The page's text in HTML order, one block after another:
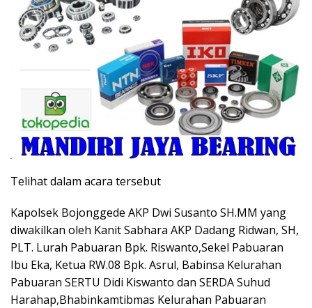
Telihat dalam acara tersebut
Kapolsek Bojonggede AKP Dwi Susanto SH.MM yang
diwakilkan oleh Kanit Sabhara AKP Dadang Ridwan, SH,
PLT. Lurah Pabuaran Bpk. Riswanto,Sekel Pabuaran
Ibu Eka, Ketua RW.08 Bpk. Asrul, Babinsa Kelurahan
Pabuaran SERTU Didi Kiswanto dan SERDA Suhud
Harahap,Bhabinkamtibmas Kelurahan Pabuaran